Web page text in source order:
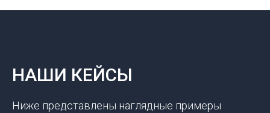
НАШИ КЕЙСЫ
Ниже представлены наглядные примеры